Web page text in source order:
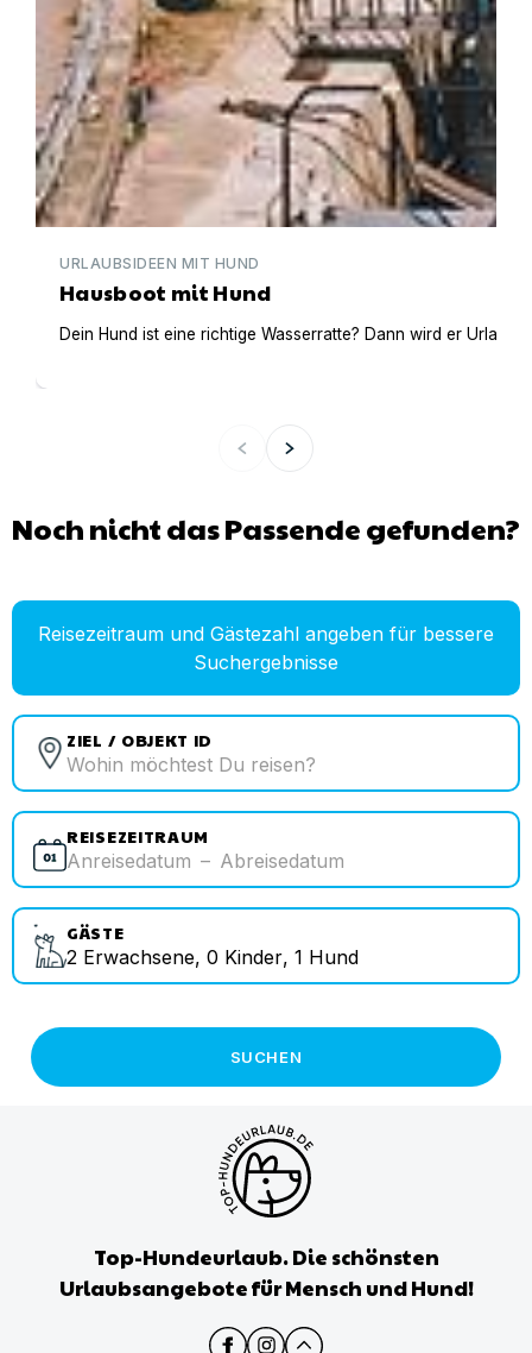
URLAUBSIDEEN MIT HUND
Hausboot mit Hund
Dein Hund ist eine richtige Wasserratte? Dann wird er
Noch nicht das Passende gefunden?
Reisezeitraum und Gästezahl angeben für bessere
Suchergebnisse
ZIEL / OBJEKT ID
REISEZEITRAUM
Anreisedatum – Abreisedatum
GÄSTE
2 Erwachsene, 0 Kinder, 1 Hund
SUCHEN
Top-Hundeurlaub. Die schönsten
Urlaubsangebote für Mensch und Hund!